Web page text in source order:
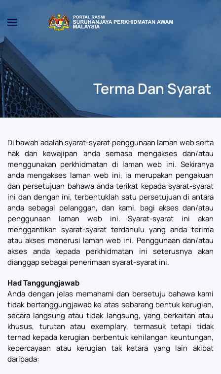
Skip to main content
Terma Dan Syarat
Di bawah adalah syarat-syarat penggunaan laman web serta
hak dan kewajipan anda semasa mengakses dan/atau
menggunakan perkhidmatan di laman web ini. Sekiranya
anda mengakses laman web ini, ia merupakan pengakuan
dan persetujuan bahawa anda terikat kepada syarat-syarat
ini dan dengan ini, terbentuklah satu persetujuan di antara
anda sebagai pelanggan, dan kami, bagi akses dan/atau
penggunaan laman web ini. Syarat-syarat ini akan
menggantikan syarat-syarat terdahulu yang anda terima
atau akses menerusi laman web ini. Penggunaan dan/atau
akses anda kepada perkhidmatan ini seterusnya akan
dianggap sebagai penerimaan syarat-syarat ini.
Had Tanggungjawab
Anda dengan jelas memahami dan bersetuju bahawa kami
tidak bertanggungjawab ke atas sebarang bentuk kerugian,
secara langsung atau tidak langsung, yang berkaitan atau
khusus, turutan atau exemplary, termasuk tetapi tidak
terhad kepada kerugian berbentuk kehilangan keuntungan,
kepercayaan atau kerugian tak ketara yang lain akibat
daripada: